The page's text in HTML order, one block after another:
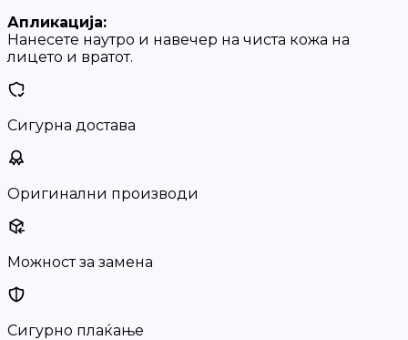
Апликација:
Нанесете наутро и навечер на чиста кожа на
лицето и вратот.
Сигурна достава
Оригинални производи
Можност за замена
Сигурно плаќање